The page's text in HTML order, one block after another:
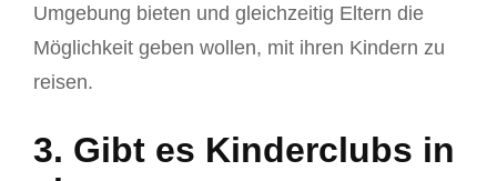
Umgebung bieten und gleichzeitig Eltern die
Möglichkeit geben wollen, mit ihren Kindern zu
reisen.
3. Gibt es Kinderclubs in